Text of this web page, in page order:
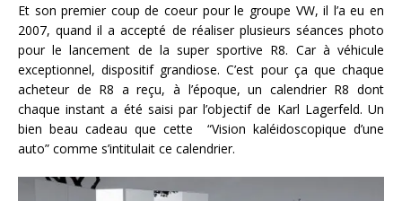
Et son premier coup de coeur pour le groupe VW, il l’a eu en
2007, quand il a accepté de réaliser plusieurs séances photo
pour le lancement de la super sportive R8. Car à véhicule
exceptionnel, dispositif grandiose. C’est pour ça que chaque
acheteur de R8 a reçu, à l’époque, un calendrier R8 dont
chaque instant a été saisi par l’objectif de Karl Lagerfeld. Un
bien beau cadeau que cette “Vision kaléidoscopique d’une
auto” comme s’intitulait ce calendrier.